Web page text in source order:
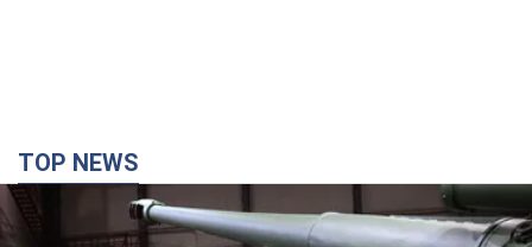
TOP NEWS